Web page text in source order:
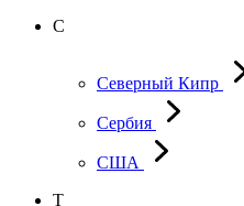
С
Северный Кипр
Сербия
США
Т